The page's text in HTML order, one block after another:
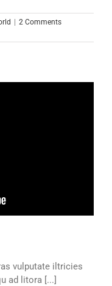
| 2 Comments
vulputate iltricies
ad litora [...]